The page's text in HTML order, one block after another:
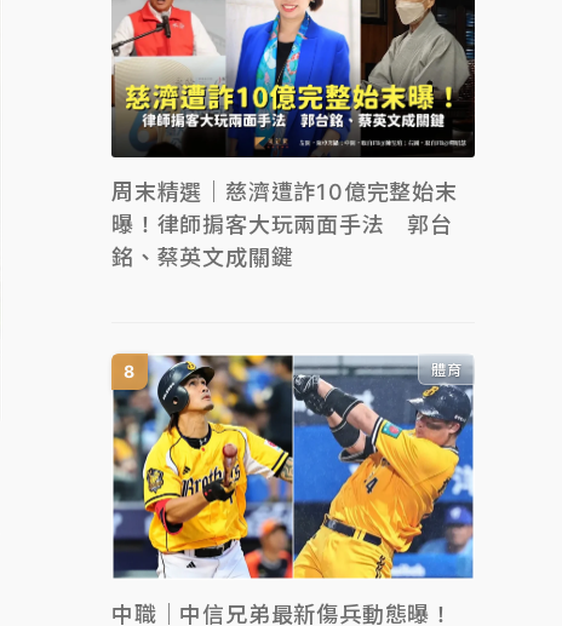
周末精選｜慈濟遭詐10億完整始末
曝！律師掮客大玩兩面手法 郭台
銘、蔡英文成關鍵
體育
中職｜中信兄弟最新傷兵動態曝！